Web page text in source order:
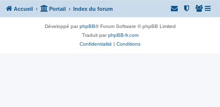
Accueil Portail Index du forum
Développé parphpBB® Forum Software © phpBB Limited
Traduit parphpBB-fr.com
Confidentialité | Conditions